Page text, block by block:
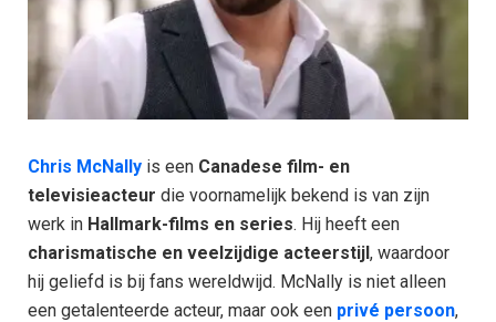
Chris McNally is een Canadese film- en
televisieacteur die voornamelijk bekend is van zijn
werk in Hallmark-films en series. Hij heeft een
charismatische en veelzijdige acteerstijl, waardoor
hij geliefd is bij fans wereldwijd. McNally is niet alleen
een getalenteerde acteur, maar ook een privé persoon,